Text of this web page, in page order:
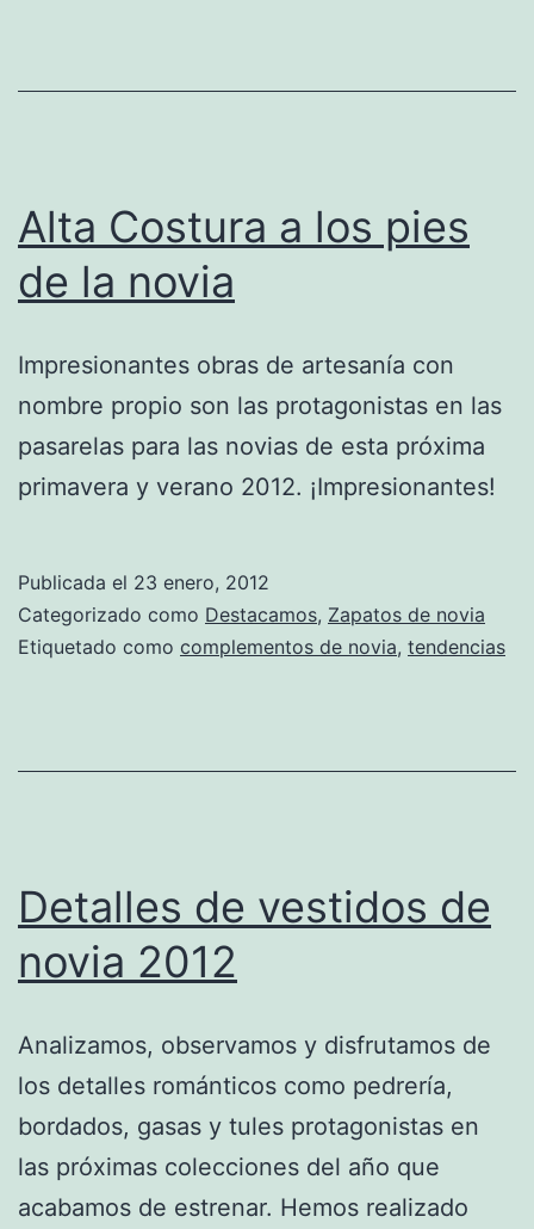
Alta Costura a los pies
de la novia
Impresionantes obras de artesanía con
nombre propio son las protagonistas en las
pasarelas para las novias de esta próxima
primavera y verano 2012. ¡Impresionantes!
Publicada el 23 enero, 2012
Categorizado como Destacamos, Zapatos de novia
Etiquetado como complementos de novia, tendencias
Detalles de vestidos de
novia 2012
Analizamos, observamos y disfrutamos de
los detalles románticos como pedrería,
bordados, gasas y tules protagonistas en
las próximas colecciones del año que
acabamos de estrenar. Hemos realizado